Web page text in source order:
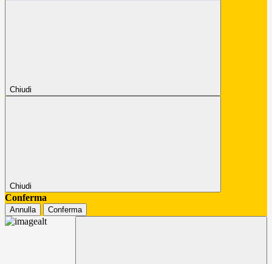
Chiudi
Chiudi
Conferma
Annulla Conferma